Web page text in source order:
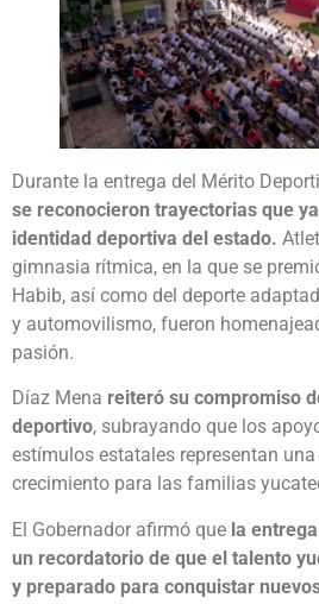
Durante la entrega del Mérito
se reconocieron trayectorias que
identidad deportiva del estado.
gimnasia rítmica, en la que se
Habib, así como del deporte
y automovilismo, fueron
pasión.
Díaz Mena reiteró su compromiso
deportivo, subrayando que los
estímulos estatales representan
crecimiento para las familias
El Gobernador afirmó que la
un recordatorio de que el talento
y preparado para conquistar